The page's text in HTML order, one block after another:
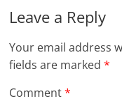
Leave a Reply
Your email address
fields are marked*
Comment*